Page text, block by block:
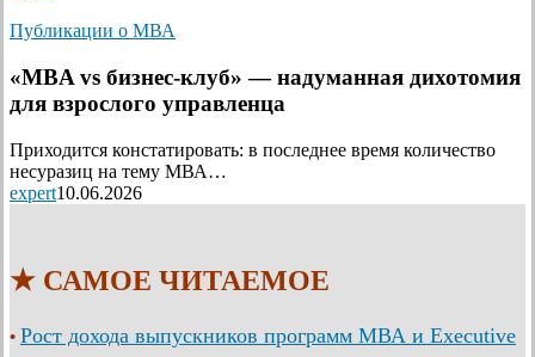
Публикации о МВА
«MBA vs бизнес-клуб» — надуманная дихотомия
для взрослого управленца
Приходится констатировать: в последнее время количество
несуразиц на тему МВА…
expert10.06.2026
★ САМОЕ ЧИТАЕМОЕ
• Рост дохода выпускников программ МВА и Executive